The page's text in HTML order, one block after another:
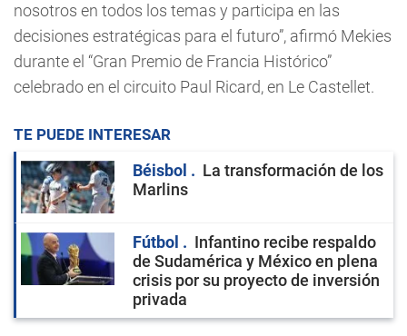
nosotros en todos los temas y participa en las
decisiones estratégicas para el futuro”, afirmó Mekies
durante el “Gran Premio de Francia Histórico”
celebrado en el circuito Paul Ricard, en Le Castellet.
TE PUEDE INTERESAR
Béisbol
La transformación de los
Marlins
Fútbol
Infantino recibe respaldo
de Sudamérica y México en plena
crisis por su proyecto de inversión
privada